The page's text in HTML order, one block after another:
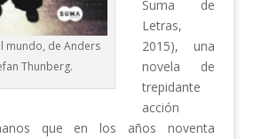
mundo, de Anders
Thunberg.
Suma de
Letras,
2015), una
novela de
trepidante
acción
que en los años noventa